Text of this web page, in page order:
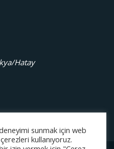
Hatay
sunmak için web
kullanıyoruz.